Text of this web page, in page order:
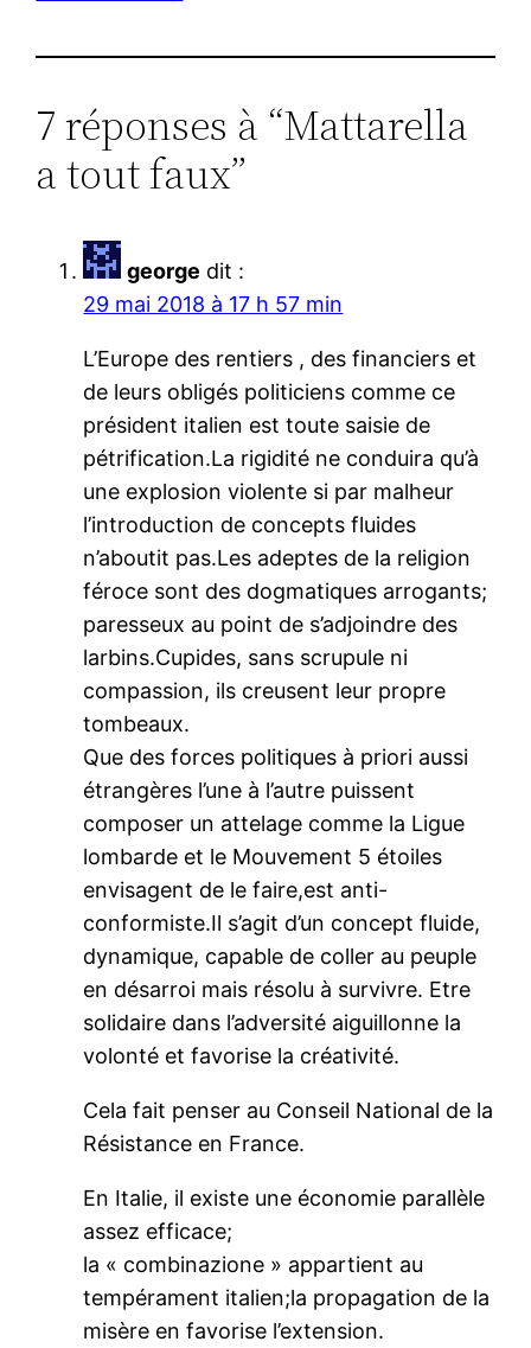
7 réponses à “Mattarella
a tout faux”
george dit :
29 mai 2018 à 17 h 57 min
L’Europe des rentiers , des financiers et
de leurs obligés politiciens comme ce
président italien est toute saisie de
pétrification.La rigidité ne conduira qu’à
une explosion violente si par malheur
l’introduction de concepts fluides
n’aboutit pas.Les adeptes de la religion
féroce sont des dogmatiques arrogants;
paresseux au point de s’adjoindre des
larbins.Cupides, sans scrupule ni
compassion, ils creusent leur propre
tombeaux.
Que des forces politiques à priori aussi
étrangères l’une à l’autre puissent
composer un attelage comme la Ligue
lombarde et le Mouvement 5 étoiles
envisagent de le faire,est anti-
conformiste.Il s’agit d’un concept fluide,
dynamique, capable de coller au peuple
en désarroi mais résolu à survivre. Etre
solidaire dans l’adversité aiguillonne la
volonté et favorise la créativité.
Cela fait penser au Conseil National de la
Résistance en France.
En Italie, il existe une économie parallèle
assez efficace;
la « combinazione » appartient au
tempérament italien;la propagation de la
misère en favorise l’extension.